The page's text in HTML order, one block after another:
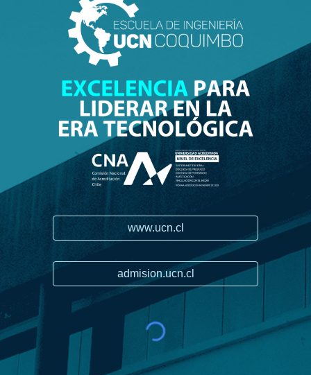
www.ucn.cl
admision.ucn.cl